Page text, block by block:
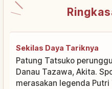
Sekilas Daya Tariknya
Patung Tatsuko
Danau Tazawa, Akita.
merasakan legenda Putri